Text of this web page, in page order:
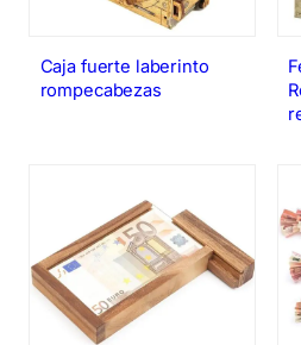
Caja fuerte laberinto
rompecabezas